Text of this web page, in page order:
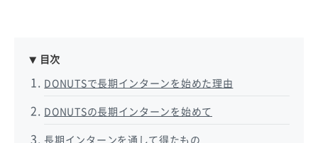
目次
DONUTSで長期インターンを始めた理由
DONUTSの長期インターンを始めて
長期インターンを通して得たもの